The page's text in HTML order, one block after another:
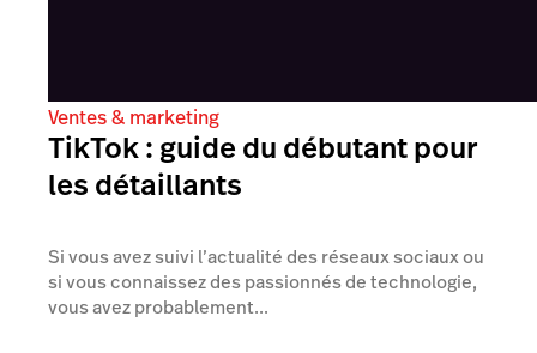
Ventes & marketing
TikTok : guide du débutant pour
les détaillants
Si vous avez suivi l’actualité des réseaux sociaux ou
si vous connaissez des passionnés de technologie,
vous avez probablement...